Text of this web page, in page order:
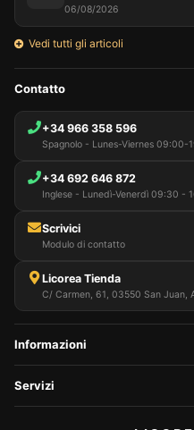
06/08/2026
Vedi tutti gli articoli
Contatto
+34 966 358 596
Spagnolo - Lunes-Viernes 09:00-
+34 692 646 872
Inglese - Lunedì-Venerdì 09:30 -
Scrivici
Modulo di contatto
Licorea Tienda
C/ Carmen, 61, 03550 San Juan,
Informazioni
Servizi